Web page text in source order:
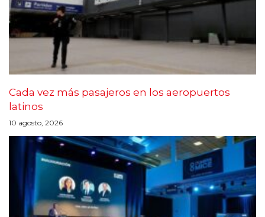
Cada vez más pasajeros en los aeropuertos
latinos
10 agosto, 2026